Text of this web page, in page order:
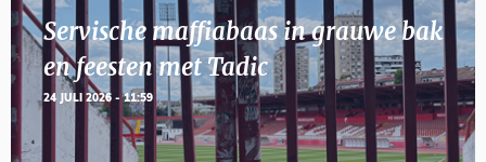
Servische maffiabaas in grauwe bak
en feesten met Tadic
24 JULI 2026 - 11:59